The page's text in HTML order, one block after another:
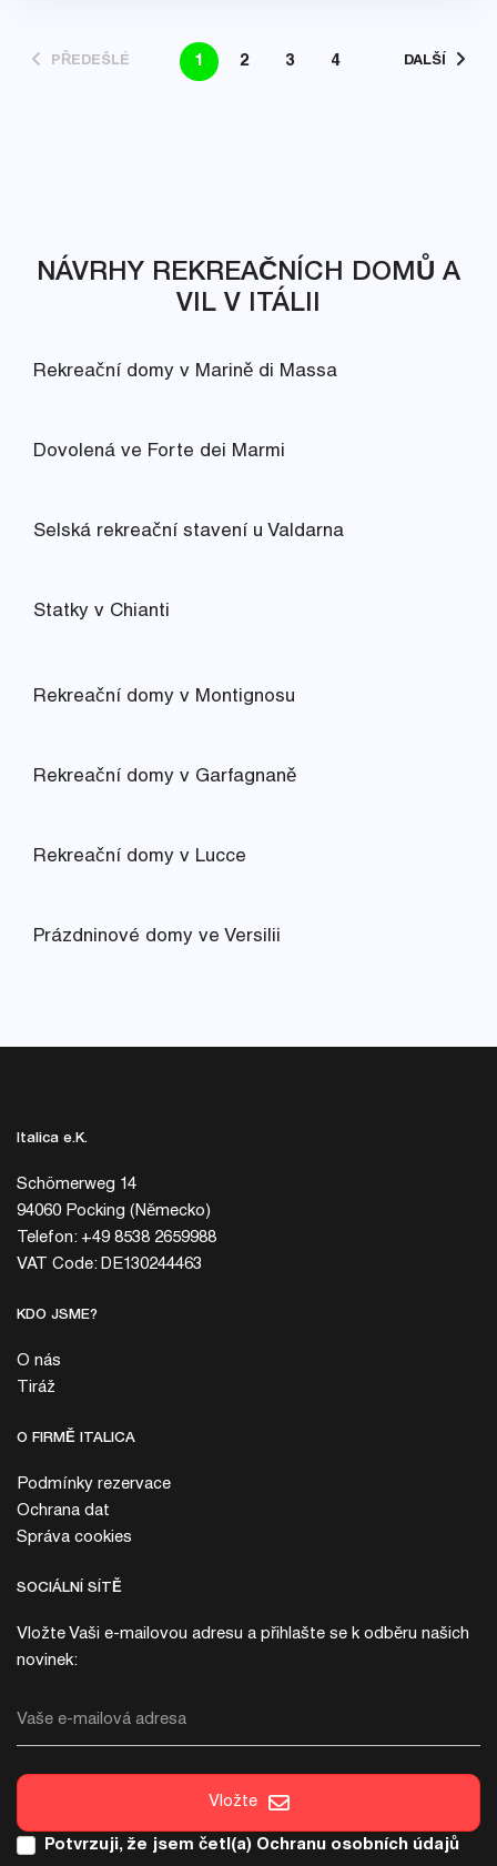
PŘEDEŠLÉ 1 2 3 4 DALŠÍ
NÁVRHY REKREAČNÍCH DOMŮ A
VIL V ITÁLII
Rekreační domy v Marině di Massa
Dovolená ve Forte dei Marmi
Selská rekreační stavení u Valdarna
Statky v Chianti
Rekreační domy v Montignosu
Rekreační domy v Garfagnaně
Rekreační domy v Lucce
Prázdninové domy ve Versilii
Italica e.K.
Schömerweg 14
94060 Pocking (Německo)
Telefon: +49 8538 2659988
VAT Code: DE130244463
KDO JSME?
O nás
Tiráž
O FIRMĚ ITALICA
Podmínky rezervace
Ochrana dat
Správa cookies
SOCIÁLNÍ SÍTĚ
Vložte Vaši e-mailovou adresu a přihlašte se k odběru našich
novinek:
Vaše e-mailová adresa
Vložte
Potvrzuji, že jsem četl(a) Ochranu osobních údajů